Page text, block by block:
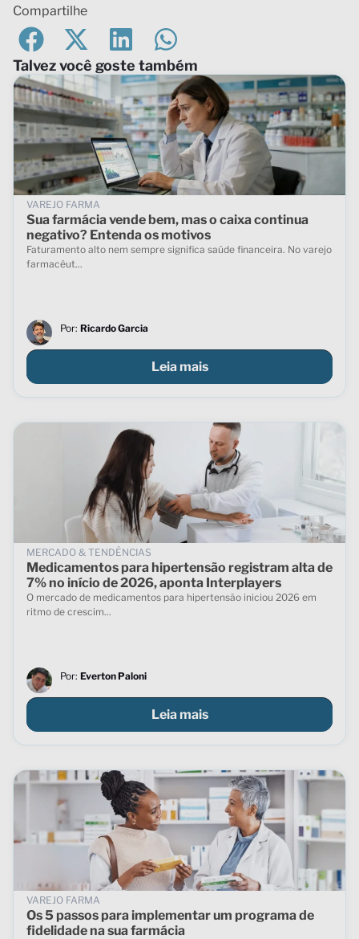
Compartilhe
Talvez você goste também
VAREJO FARMA
Sua farmácia vende bem, mas o caixa continua
negativo? Entenda os motivos
Faturamento alto nem sempre significa saúde financeira. No varejo
farmacêut...
Por: Ricardo Garcia
Leia mais
MERCADO & TENDÊNCIAS
Medicamentos para hipertensão registram alta de
7% no início de 2026, aponta Interplayers
O mercado de medicamentos para hipertensão iniciou 2026 em
ritmo de crescim...
Por: Everton Paloni
Leia mais
VAREJO FARMA
Os 5 passos para implementar um programa de
fidelidade na sua farmácia